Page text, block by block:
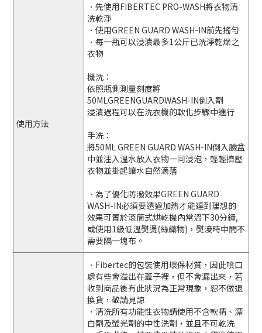
使用方法
．先使用FIBERTEC PRO-WASH將衣物清
洗乾淨
．使用GREEN GUARD WASH-IN前先搖勻
．每一瓶可以浸漬最多1公斤已洗淨乾燥之
衣物
機洗：
依照瓶側測量刻度將
50MLGREENGUARDWASH-IN倒入劑
浸漬過程可以在洗衣機的軟化步驟中進行
手洗：
將50ML GREEN GUARD WASH-IN倒入臉盆
中並注入溫水放入衣物一同浸泡，輕輕擠壓
衣物並掛起讓水自然滴落
．為了優化防潑效果GREEN GUARD
WASH-IN必須要透過加熱才能達到理想的
效果可置於滾筒式烘乾機內常溫下30分鐘,
或使用1級低溫熨燙(絲織物)，熨漫時中間不
需要隔一塊布。
．Fibertec的包裝使用環保材質，因此噴口
處有些會溢出在蓋子裡，但不會漏出來，若
收到商品後有此狀況為正常現象，恕不做退
換貨，敬請見諒
．清洗所有功能性衣物請使用不含軟精、漂
白劑及螢光劑的中性洗劑，並且不可乾洗